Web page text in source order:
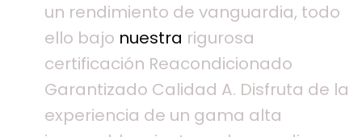
un rendimiento de vanguardia, todo
ello bajo nuestra rigurosa
certificación Reacondicionado
Garantizado Calidad A. Disfruta de la
experiencia de un gama alta